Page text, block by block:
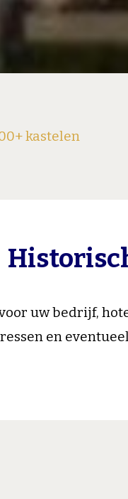
kastelen
uw bedrijf,
en